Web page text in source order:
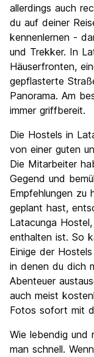
allerdings auch
du auf deiner
kennenlernen -
und Trekker. In
Häuserfronten,
gepflasterte
Panorama. Am
immer griffbereit.
Die Hostels in
von einer guten
Die Mitarbeiter
Gegend und
Empfehlungen zu
geplant hast,
Latacunga
enthalten ist. So
Einige der
in denen du dich
Abenteuer
auch meist
Fotos sofort mit
Wie lebendig und
man schnell.